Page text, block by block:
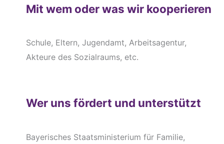
Mit wem oder was wir kooperieren
Schule, Eltern, Jugendamt, Arbeitsagentur,
Akteure des Sozialraums, etc.
Wer uns fördert und unterstützt
Bayerisches Staatsministerium für Familie,